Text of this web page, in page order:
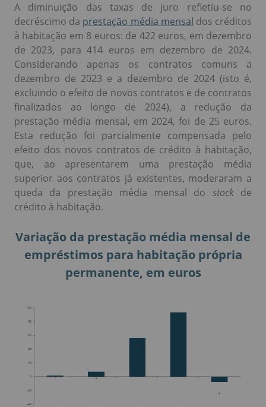
A diminuição das taxas de juro refletiu-se no
decréscimo da prestação média mensal dos créditos
à habitação em 8 euros: de 422 euros, em dezembro
de 2023, para 414 euros em dezembro de 2024.
Considerando apenas os contratos comuns a
dezembro de 2023 e a dezembro de 2024 (isto é,
excluindo o efeito de novos contratos e de contratos
finalizados ao longo de 2024), a redução da
prestação média mensal, em 2024, foi de 25 euros.
Esta redução foi parcialmente compensada pelo
efeito dos novos contratos de crédito à habitação,
que, ao apresentarem uma prestação média
superior aos contratos já existentes, moderaram a
queda da prestação média mensal do stockde
crédito à habitação.
Variação da prestação média mensal de
empréstimos para habitação própria
permanente, em euros